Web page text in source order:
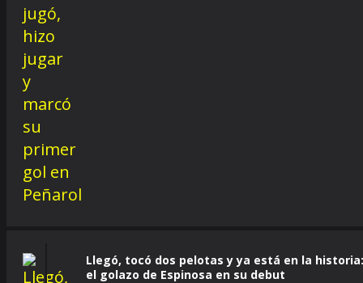
Llegó, tocó dos pelotas y ya está en la historia:
el golazo de Espinosa en su debut